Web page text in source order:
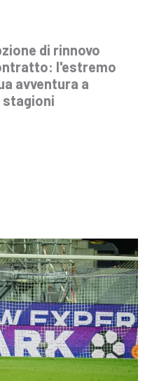
di rinnovo
l'estremo
avventura a
stagioni